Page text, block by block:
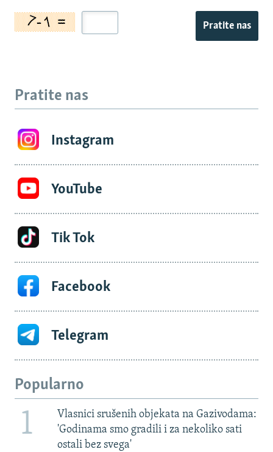
Pratite nas
Pratite nas
Instagram
YouTube
Tik Tok
Facebook
Telegram
Popularno
1
Vlasnici srušenih objekata na Gazivodama:
'Godinama smo gradili i za nekoliko sati
ostali bez svega'